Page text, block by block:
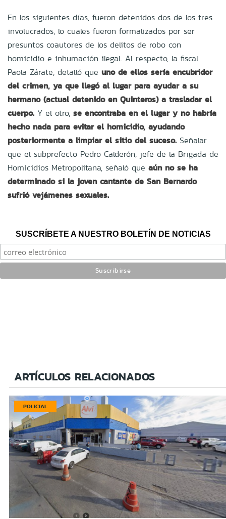
En los siguientes días, fueron detenidos dos de los tres
involucrados, lo cuales fueron formalizados por ser
presuntos coautores de los delitos de robo con
homicidio e inhumación ilegal. Al respecto, la fiscal
Paola Zárate, detalló que uno de ellos sería encubridor
del crimen, ya que llegó al lugar para ayudar a su
hermano (actual detenido en Quinteros) a trasladar el
cuerpo. Y el otro, se encontraba en el lugar y no habría
hecho nada para evitar el homicidio, ayudando
posteriormente a limpiar el sitio del suceso. Señalar
que el subprefecto Pedro Calderón, jefe de la Brigada de
Homicidios Metropolitana, señaló que aún no se ha
determinado si la joven cantante de San Bernardo
sufrió vejámenes sexuales.
SUSCRÍBETE A NUESTRO BOLETÍN DE NOTICIAS
ARTÍCULOS RELACIONADOS
POLICIAL